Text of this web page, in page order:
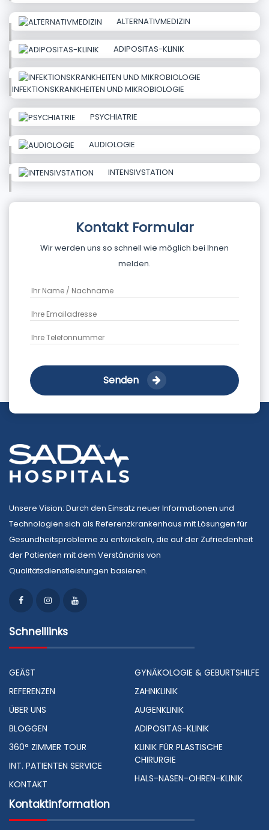
ALTERNATIVMEDIZIN
ADIPOSITAS-KLINIK
INFEKTIONSKRANKHEITEN UND MIKROBIOLOGIE
PSYCHIATRIE
AUDIOLOGIE
INTENSIVSTATION
Kontakt Formular
Wir werden uns so schnell wie möglich bei Ihnen
melden.
Senden
Unsere Vision: Durch den Einsatz neuer Informationen und
Technologien sich als Referenzkrankenhaus mit Lösungen für
Gesundheitsprobleme zu entwickeln, die auf der Zufriedenheit
der Patienten mit dem Verständnis von
Qualitätsdienstleistungen basieren.
Schnelllinks
GEÄST
REFERENZEN
ÜBER UNS
BLOGGEN
360° ZIMMER TOUR
INT. PATIENTEN SERVICE
KONTAKT
GYNÄKOLOGIE & GEBURTSHILFE
ZAHNKLINIK
AUGENKLINIK
ADIPOSITAS-KLINIK
KLINIK FÜR PLASTISCHE
CHIRURGIE
HALS-NASEN-OHREN-KLINIK
Kontaktinformation